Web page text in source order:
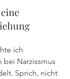
ich
bei Narzissmus
Sprich, nicht